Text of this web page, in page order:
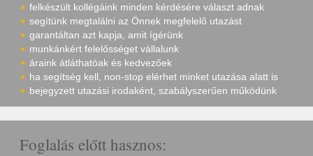
felkészült kollégáink minden kérdésére választ adnak
segítünk megtalálni az Önnek megfelelő utazást
garantáltan azt kapja, amit ígérünk
munkánkért felelősséget vállalunk
áraink átláthatóak és kedvezőek
ha segítség kell, non-stop elérhet minket utazása alatt is
bejegyzett utazási irodaként, szabályszerűen működünk
Foglalás előtt hasznos: